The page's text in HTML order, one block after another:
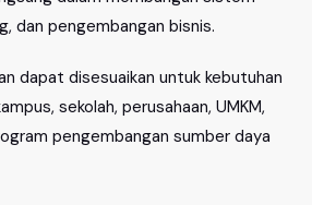
dan pengembangan bisnis.
dapat disesuaikan untuk kebutuhan
sekolah, perusahaan, UMKM,
pengembangan sumber daya